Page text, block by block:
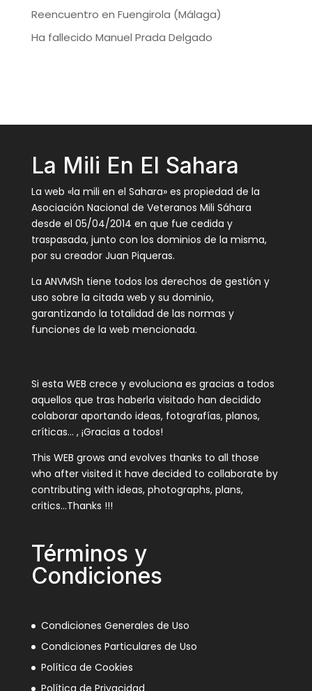
Reencuentro en Fuengirola (Málaga)
Ha fallecido Manuel Prada Delgado
La Mili En El Sahara
La web «la mili en el Sahara» es propiedad de la
Asociación Nacional de Veteranos Mili Sáhara
desde el 05/04/2014 en que fue cedida y
traspasada, junto con los dominios de la misma,
por su creador Juan Piqueras.
La ANVMSh tiene todos los derechos de gestión y
uso sobre la citada web y su dominio,
garantizando la totalidad de las normas y
funciones de la web mencionada.
Si esta WEB crece y evoluciona es gracias a todos
aquellos que tras haberla visitado han decidido
colaborar aportando ideas, fotografías, planos,
críticas… , ¡Gracias a todos!
This WEB grows and evolves thanks to all those
who after visited it have decided to collaborate by
contributing with ideas, photographs, plans,
critics…Thanks !!!
Términos y
Condiciones
Condiciones Generales de Uso
Condiciones Particulares de Uso
Política de Cookies
Política de Privacidad